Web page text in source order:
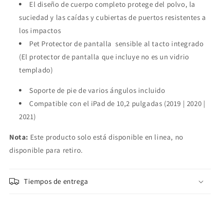
El diseño de cuerpo completo protege del polvo, la
suciedad y las caídas y cubiertas de puertos resistentes a
los impactos
Pet Protector de pantalla sensible al tacto integrado
(El protector de pantalla que incluye no es un vidrio
templado)
Soporte de pie de varios ángulos incluido
Compatible con el iPad de 10,2 pulgadas (2019 | 2020 |
2021)
Nota: Este producto solo está disponible en linea, no
disponible para retiro.
Tiempos de entrega